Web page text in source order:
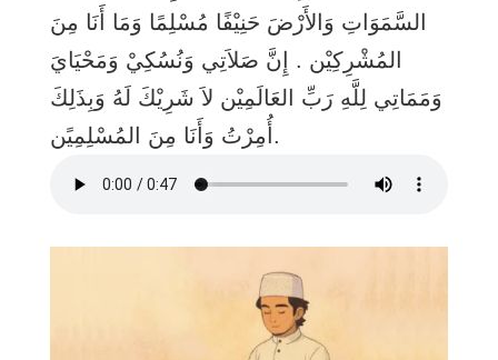
السَّمَوَاتِ وَالأَرْضَ حَنِيْفًا مُسْلِمًا وَمَا أَنَا مِنَ
المُشْرِكِيْن . إِنَّ صَلاَتِي وَنُسُكِيْ وَمَحْيَايَ
وَمَمَاتِي لِلَّهِ رَبِّ العَالَمِيْن لاَ شَرِيْكَ لَهُ وَبِذَلِكَ
أُمِرْتُ وَأَنَا مِنَ المُسْلِمِيًن.